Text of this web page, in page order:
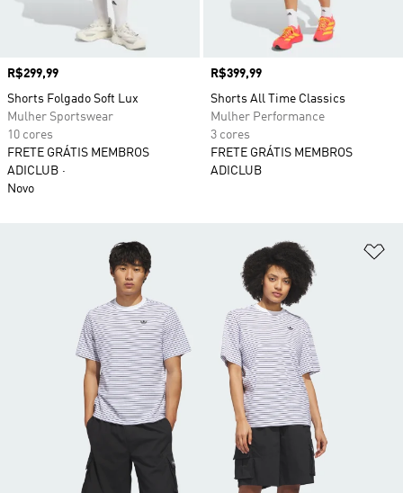
Preço
R$299,99
Shorts Folgado Soft Lux
Mulher Sportswear
10 cores
FRETE GRÁTIS MEMBROS
ADICLUB
Novo
Preço
R$399,99
Shorts All Time Classics
Mulher Performance
3 cores
FRETE GRÁTIS MEMBROS
ADICLUB